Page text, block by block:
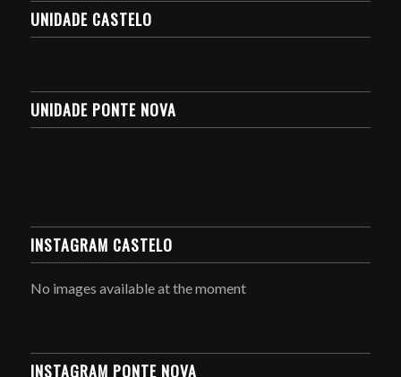
UNIDADE CASTELO
UNIDADE PONTE NOVA
INSTAGRAM CASTELO
No images available at the moment
INSTAGRAM PONTE NOVA